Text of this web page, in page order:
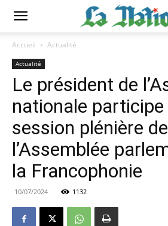
Accueil Actualité
Actualité
Le président de
nationale
session plénière de
l’Assemblée
la Francophonie
10/07/2024 1132